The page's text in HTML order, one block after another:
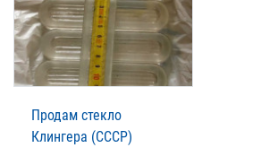
Продам стекло
Клингера (СССР)